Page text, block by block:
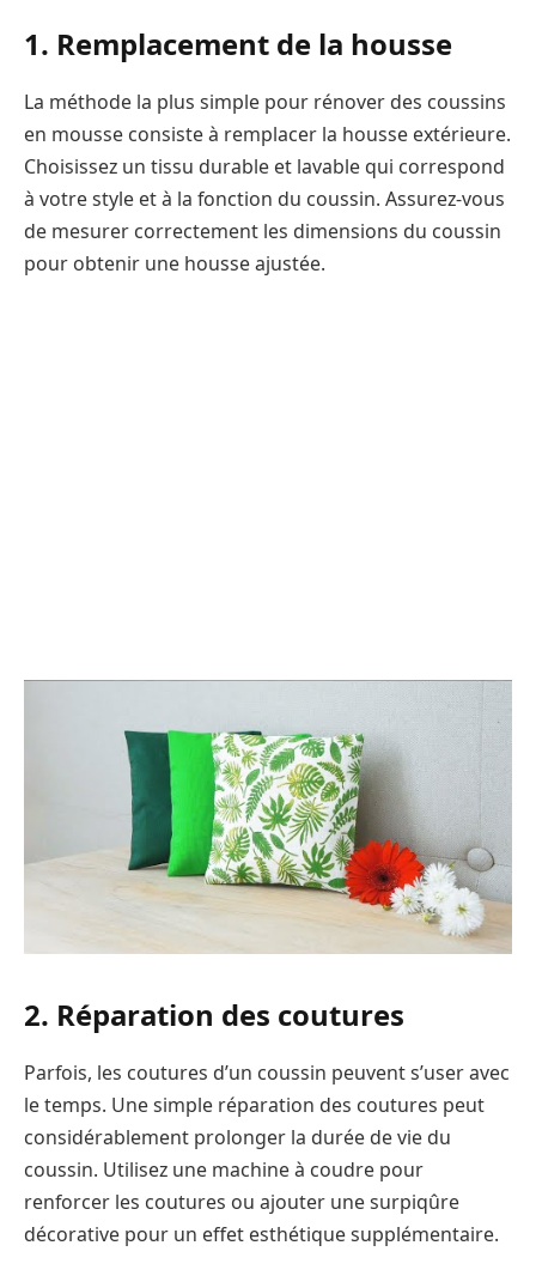
1. Remplacement de la housse
La méthode la plus simple pour rénover des coussins
en mousse consiste à remplacer la housse extérieure.
Choisissez un tissu durable et lavable qui correspond
à votre style et à la fonction du coussin. Assurez-vous
de mesurer correctement les dimensions du coussin
pour obtenir une housse ajustée.
2. Réparation des coutures
Parfois, les coutures d’un coussin peuvent s’user avec
le temps. Une simple réparation des coutures peut
considérablement prolonger la durée de vie du
coussin. Utilisez une machine à coudre pour
renforcer les coutures ou ajouter une surpiqûre
décorative pour un effet esthétique supplémentaire.